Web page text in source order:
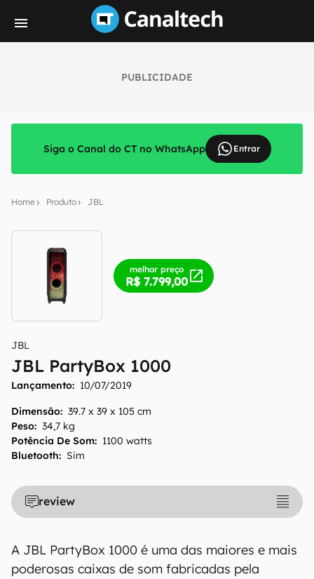
PUBLICIDADE
Siga o Canal do CT no WhatsApp Entrar
Home Produto JBL
melhor preço
R$ 7.799,00
JBL
JBL PartyBox 1000
Lançamento: 10/07/2019
Dimensão: 39.7 x 39 x 105 cm
Peso: 34,7 kg
Potência De Som: 1100 watts
Bluetooth: Sim
review
A JBL PartyBox 1000 é uma das maiores e mais
poderosas caixas de som fabricadas pela